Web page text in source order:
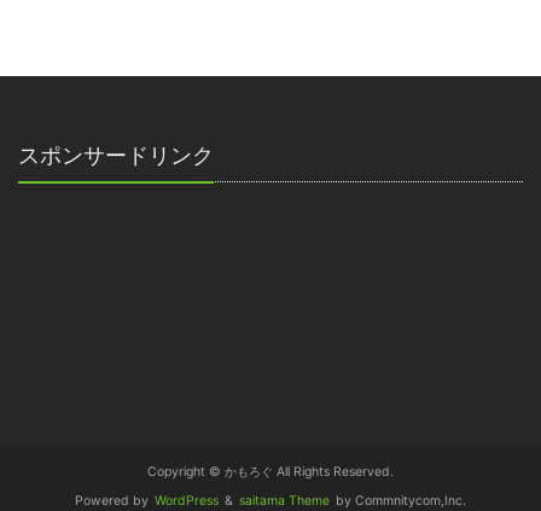
スポンサードリンク
Copyright © かもろぐ All Rights Reserved.
Powered by WordPress & saitama Theme by Commnitycom,Inc.